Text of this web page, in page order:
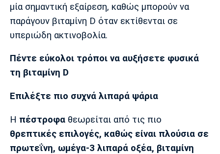
μία σημαντική εξαίρεση, καθώς μπορούν να
παράγουν βιταμίνη D όταν εκτίθενται σε
υπεριώδη ακτινοβολία.
Πέντε εύκολοι τρόποι να αυξήσετε φυσικά
τη βιταμίνη D
Επιλέξτε πιο συχνά λιπαρά ψάρια
Η πέστροφα θεωρείται από τις πιο
θρεπτικές επιλογές, καθώς είναι πλούσια σε
πρωτεΐνη, ωμέγα-3 λιπαρά οξέα, βιταμίνη